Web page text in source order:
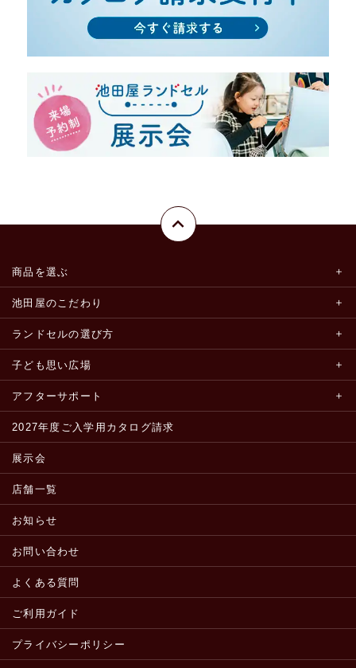
商品を選ぶ
池田屋のこだわり
ランドセルの選び方
子ども思い広場
アフターサポート
2027年度ご入学用カタログ請求
展示会
店舗一覧
お知らせ
お問い合わせ
よくある質問
ご利用ガイド
プライバシーポリシー